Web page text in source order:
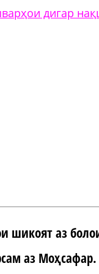
дигар
шикоят аз
аз Моҳсафар.